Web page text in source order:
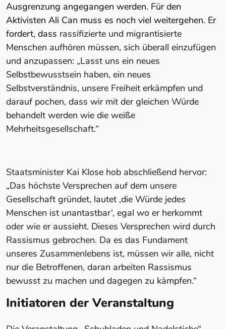
Ausgrenzung angegangen werden. Für den
Aktivisten Ali Can muss es noch viel weitergehen. Er
fordert, dass rassifizierte und migrantisierte
Menschen aufhören müssen, sich überall einzufügen
und anzupassen: „Lasst uns ein neues
Selbstbewusstsein haben, ein neues
Selbstverständnis, unsere Freiheit erkämpfen und
darauf pochen, dass wir mit der gleichen Würde
behandelt werden wie die weiße
Mehrheitsgesellschaft.“
Staatsminister Kai Klose hob abschließend hervor:
„Das höchste Versprechen auf dem unsere
Gesellschaft gründet, lautet ‚die Würde jedes
Menschen ist unantastbar‘, egal wo er herkommt
oder wie er aussieht. Dieses Versprechen wird durch
Rassismus gebrochen. Da es das Fundament
unseres Zusammenlebens ist, müssen wir alle, nicht
nur die Betroffenen, daran arbeiten Rassismus
bewusst zu machen und dagegen zu kämpfen.“
Initiatoren der Veranstaltung